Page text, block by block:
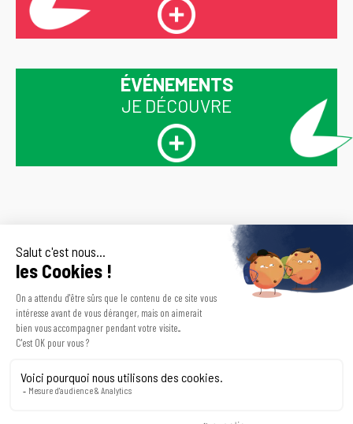
ÉVÉNEMENTS
JE DÉCOUVRE
Inscrivez-vous
pour recevoir
des nouvelles du
CDOS 30
En vous inscrivant à la newsletter de
CDOS 30, vous déclarez avoir lu et
et avoir pris connaissance de notre